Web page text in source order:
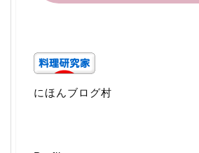
にほんブログ村